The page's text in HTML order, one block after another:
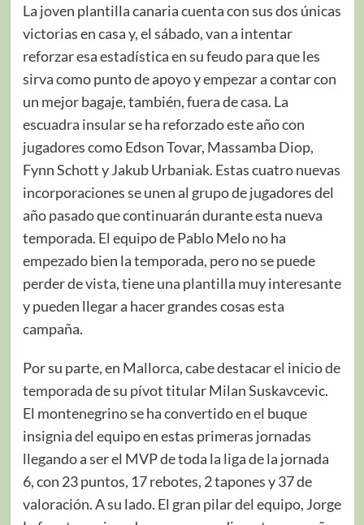
La joven plantilla canaria cuenta con sus dos únicas
victorias en casa y, el sábado, van a intentar
reforzar esa estadística en su feudo para que les
sirva como punto de apoyo y empezar a contar con
un mejor bagaje, también, fuera de casa. La
escuadra insular se ha reforzado este año con
jugadores como Edson Tovar, Massamba Diop,
Fynn Schott y Jakub Urbaniak. Estas cuatro nuevas
incorporaciones se unen al grupo de jugadores del
año pasado que continuarán durante esta nueva
temporada. El equipo de Pablo Melo no ha
empezado bien la temporada, pero no se puede
perder de vista, tiene una plantilla muy interesante
y pueden llegar a hacer grandes cosas esta
campaña.
Por su parte, en Mallorca, cabe destacar el inicio de
temporada de su pívot titular Milan Suskavcevic.
El montenegrino se ha convertido en el buque
insignia del equipo en estas primeras jornadas
llegando a ser el MVP de toda la liga de la jornada
6, con 23 puntos, 17 rebotes, 2 tapones y 37 de
valoración. A su lado. El gran pilar del equipo, Jorge